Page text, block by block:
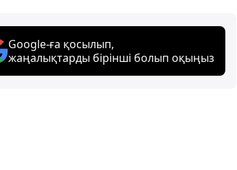
Google-ға қосылып,
жаңалықтарды бірінші болып оқыңыз